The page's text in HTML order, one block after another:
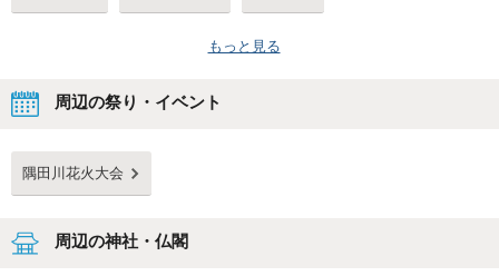
もっと見る
周辺の祭り・イベント
隅田川花火大会
周辺の神社・仏閣